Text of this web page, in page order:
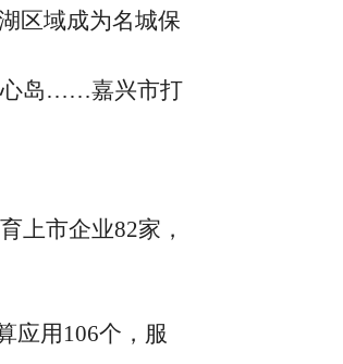
区域成为名城保
心岛……嘉兴市打
上市企业82家，
应用106个，服